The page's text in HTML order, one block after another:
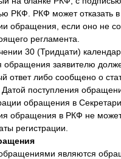
РКФ. РКФ может отказать
обращения, если оно не
регламента.
30 (Тридцати)
обращения заявителю
ответ либо сообщено о
поступления
обращения в
обращения в РКФ не
регистрации.
являются